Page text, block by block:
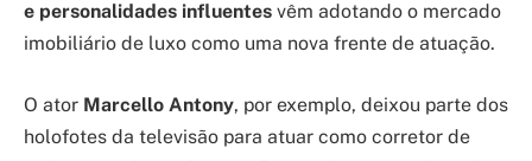
e personalidades influentes vêm adotando o mercado
imobiliário de luxo como uma nova frente de atuação.
O ator Marcello Antony, por exemplo, deixou parte dos
holofotes da televisão para atuar como corretor de